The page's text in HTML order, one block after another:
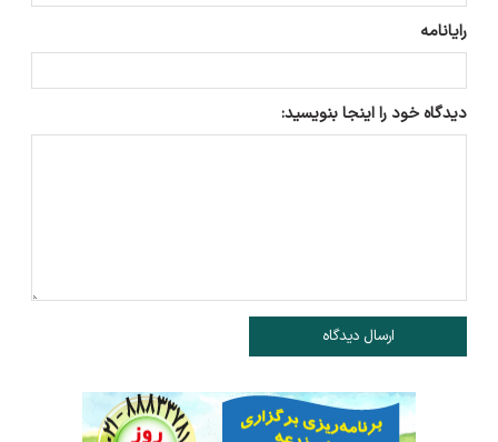
رایانامه
دیدگاه خود را اینجا بنویسید:
ارسال دیدگاه